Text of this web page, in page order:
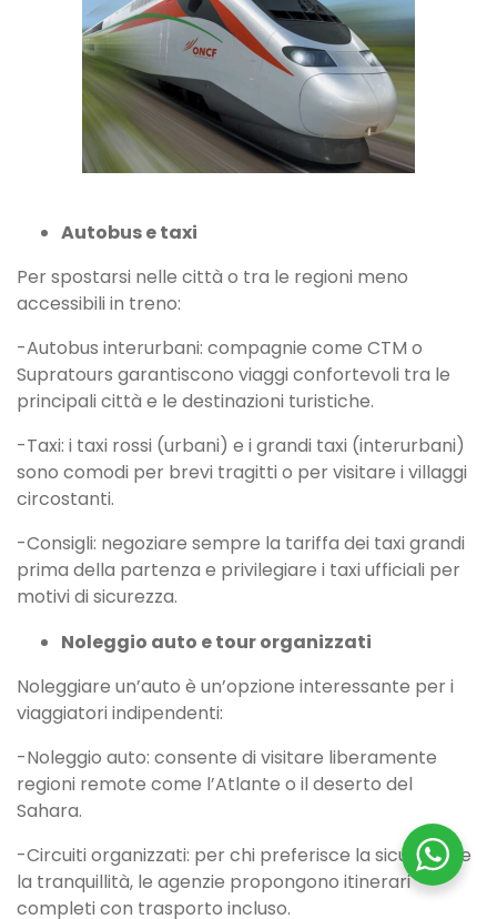
Autobus e taxi
Per spostarsi nelle città o tra le regioni meno
accessibili in treno:
-Autobus interurbani: compagnie come CTM o
Supratours garantiscono viaggi confortevoli tra le
principali città e le destinazioni turistiche.
-Taxi: i taxi rossi (urbani) e i grandi taxi (interurbani)
sono comodi per brevi tragitti o per visitare i villaggi
circostanti.
-Consigli: negoziare sempre la tariffa dei taxi grandi
prima della partenza e privilegiare i taxi ufficiali per
motivi di sicurezza.
Noleggio auto e tour organizzati
Noleggiare un’auto è un’opzione interessante per i
viaggiatori indipendenti:
-Noleggio auto: consente di visitare liberamente
regioni remote come l’Atlante o il deserto del
Sahara.
-Circuiti organizzati: per chi preferisce la sicurezza e
la tranquillità, le agenzie propongono itinerari
completi con trasporto incluso.